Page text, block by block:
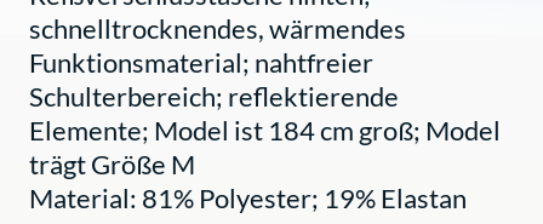
schnelltrocknendes, wärmendes
Funktionsmaterial; nahtfreier
Schulterbereich; reflektierende
Elemente; Model ist 184 cm groß; Model
trägt Größe M
Material: 81% Polyester; 19% Elastan